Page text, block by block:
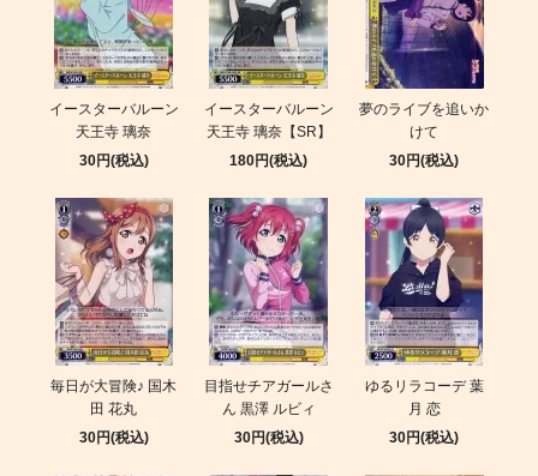
イースターバルーン
天王寺 璃奈
30円(税込)
イースターバルーン
天王寺 璃奈【SR】
180円(税込)
夢のライブを追いか
けて
30円(税込)
毎日が大冒険♪ 国木
田 花丸
30円(税込)
目指せチアガールさ
ん 黒澤 ルビィ
30円(税込)
ゆるリラコーデ 葉
月 恋
30円(税込)